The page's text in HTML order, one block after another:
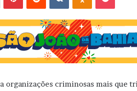
organizações criminosas mais que